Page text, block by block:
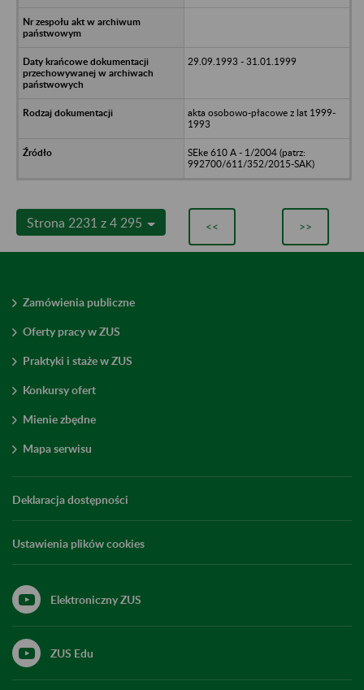
29.09.1993 - 31.01.1999
akta osobowo-płacowe z lat 1999-
1993
SEke 610 A - 1/2004 (patrz:
992700/611/352/2015-SAK)
Strona 2231 z 4 295 << >>
Zamówienia publiczne
Oferty pracy w ZUS
Praktyki i staże w ZUS
Konkursy ofert
Mienie zbędne
Mapa serwisu
Deklaracja dostępności
Ustawienia plików cookies
Elektroniczny ZUS
ZUS Edu